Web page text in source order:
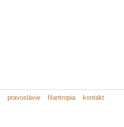
pravoslávie filantropia kontakt